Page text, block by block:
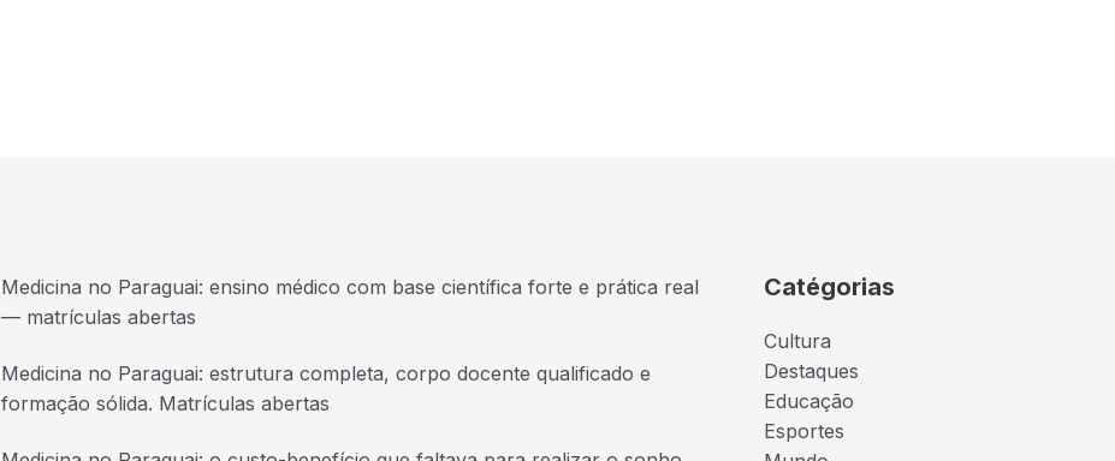
Medicina no Paraguai: ensino médico com base científica forte e prática real
— matrículas abertas
Medicina no Paraguai: estrutura completa, corpo docente qualificado e
formação sólida. Matrículas abertas
Catégorias
Cultura
Destaques
Educação
Esportes